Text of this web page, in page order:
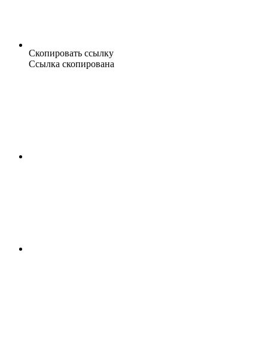
Скопировать ссылку
Ссылка скопирована